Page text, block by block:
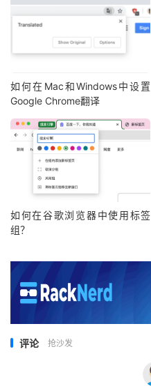
如何在Mac和Windows中设置
Google Chrome翻译
如何在⾕歌浏览器中使⽤标签
组？
评论 抢沙发